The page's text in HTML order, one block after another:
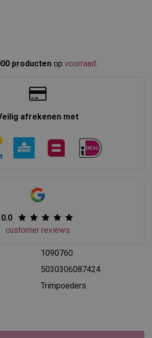
producten op voorraad
afrekenen met
0.0
customer reviews
1090760
5030306087424
Trimpoeders